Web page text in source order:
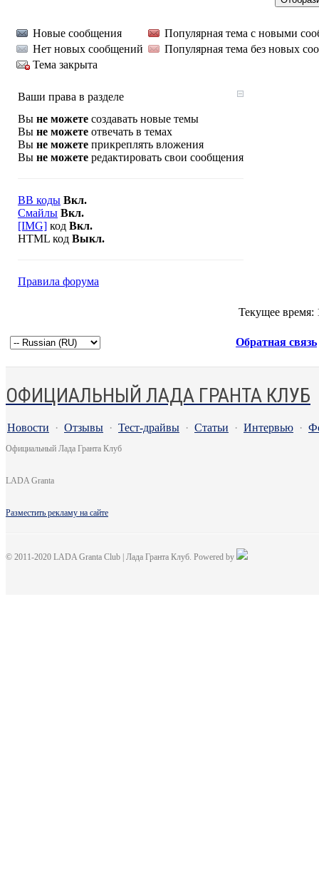
Новые сообщения
Популярная тема с новыми
Нет новых сообщений
Популярная тема без новых
Тема закрыта
Ваши права в разделе
Вы не можете создавать новые темы
Вы не можете отвечать в темах
Вы не можете прикреплять вложения
Вы не можете редактировать свои сообщения
BB коды Вкл.
Смайлы Вкл.
[IMG] код Вкл.
HTML код Выкл.
Правила форума
Текущее время:
Обратная связь
ОФИЦИАЛЬНЫЙ ЛАДА ГРАНТА КЛУБ
Новости · Отзывы · Тест-драйвы · Статьи · Интервью ·
Официальный Лада Гранта Клуб
LADA Granta
Разместить рекламу на сайте
© 2011-2020 LADA Granta Club | Лада Гранта Клуб. Powered by